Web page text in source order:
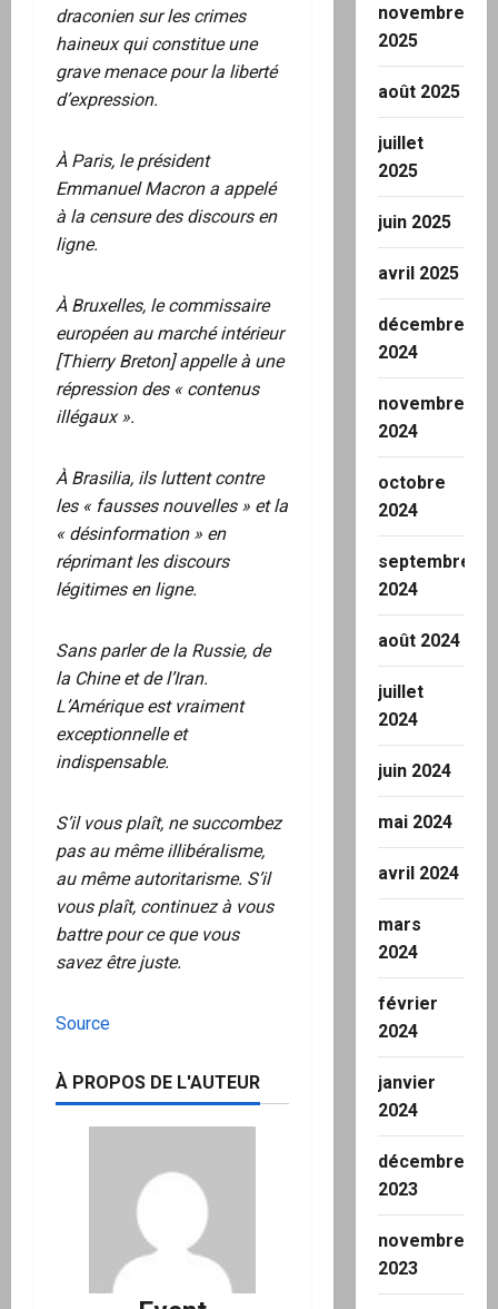
draconien sur les crimes
haineux qui constitue une
grave menace pour la liberté
d’expression.
À Paris, le président
Emmanuel Macron a appelé
à la censure des discours en
ligne.
À Bruxelles, le commissaire
européen au marché intérieur
[Thierry Breton] appelle à une
répression des « contenus
illégaux ».
À Brasilia, ils luttent contre
les « fausses nouvelles » et la
« désinformation » en
réprimant les discours
légitimes en ligne.
Sans parler de la Russie, de
la Chine et de l’Iran.
L’Amérique est vraiment
exceptionnelle et
indispensable.
S’il vous plaît, ne succombez
pas au même illibéralisme,
au même autoritarisme. S’il
vous plaît, continuez à vous
battre pour ce que vous
savez être juste.
Source
À PROPOS DE L'AUTEUR
novembre
2025
août 2025
juillet
2025
juin 2025
avril 2025
décembre
2024
novembre
2024
octobre
2024
septembre
2024
août 2024
juillet
2024
juin 2024
mai 2024
avril 2024
mars
2024
février
2024
janvier
2024
décembre
2023
novembre
2023